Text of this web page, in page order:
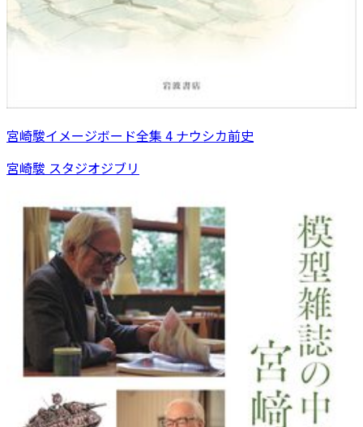
宮崎駿イメージボード全集 4 ナウシカ前史
宮崎駿 スタジオジブリ